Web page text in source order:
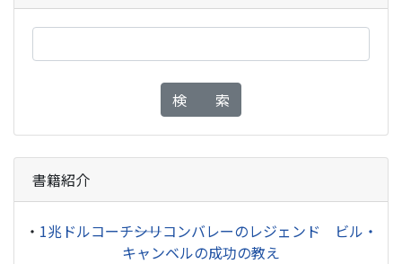
検 索
書籍紹介
・ 1兆ドルコーチ――シリコンバレーのレジェンド ビル・
キャンベルの成功の教え